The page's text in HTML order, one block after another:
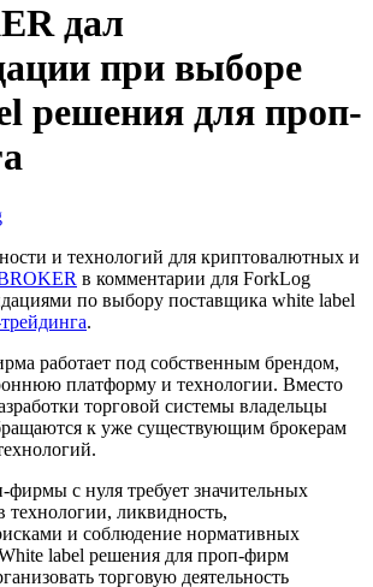
дал
при выборе
решения для проп-
и технологий для криптовалютных и
в комментарии для ForkLog
по выбору поставщика white label
.
работает под собственным брендом,
платформу и технологии. Вместо
торговой системы владельцы
к уже существующим брокерам
фирмы с нуля требует значительных
технологии, ликвидность,
и соблюдение нормативных
label решения для проп-фирм
торговую деятельность